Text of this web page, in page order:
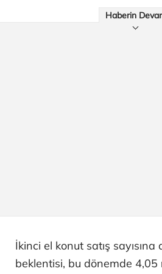
Haberin
İkinci el konut satış
beklentisi, bu dönemde 4,05